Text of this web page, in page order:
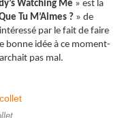
Watching Me » est la
Tu M’Aimes ? » de
par le fait de faire
bonne idée à ce moment-
pas mal.